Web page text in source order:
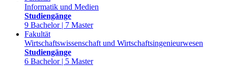
Informatik und Medien
Studiengänge
9 Bachelor | 7 Master
Fakultät
Wirtschaftswissenschaft und Wirtschaftsingenieurwesen
Studiengänge
6 Bachelor | 5 Master